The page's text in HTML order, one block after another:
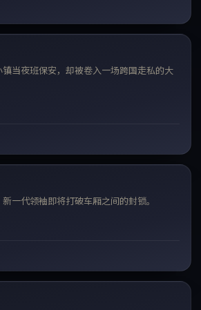
当夜班保安，却被卷入一场跨国走私的大
一代领袖即将打破车厢之间的封锁。